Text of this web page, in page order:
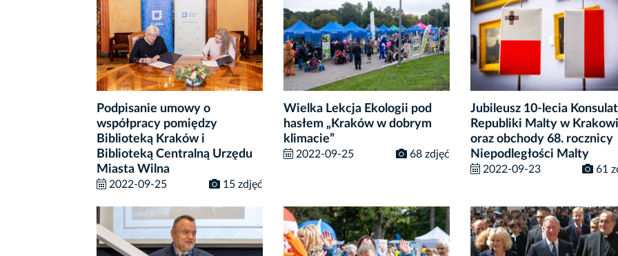
Podpisanie umowy o
współpracy pomiędzy
Biblioteką Kraków i
Biblioteką Centralną Urzędu
Miasta Wilna
2022-09-25 15 zdjęć
Wielka Lekcja Ekologii pod
hasłem „Kraków w dobrym
klimacie”
2022-09-25 68 zdjęć
Jubileusz 10-lecia
Republiki Malty w
oraz obchody 68. rocznicy
Niepodległości Malty
2022-09-23 61